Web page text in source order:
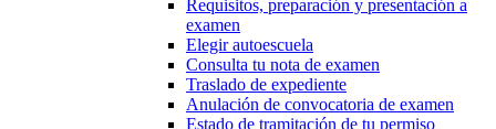
Requisitos, preparación y presentación a
examen
Elegir autoescuela
Consulta tu nota de examen
Traslado de expediente
Anulación de convocatoria de examen
Estado de tramitación de tu permiso